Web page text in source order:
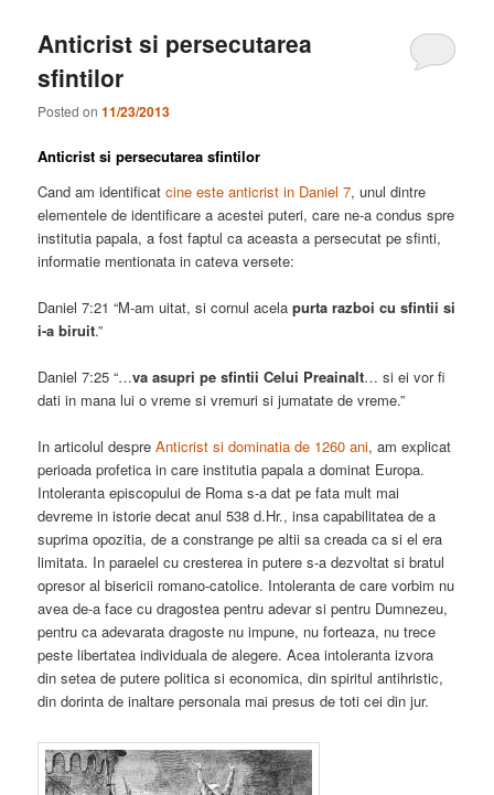
Anticrist si persecutarea
sfintilor
Posted on11/23/2013
Anticrist si persecutarea sfintilor
Cand am identificatcine este anticrist in Daniel 7, unul dintre
elementele de identificare a acestei puteri, care ne-a condus spre
institutia papala, a fost faptul ca aceasta a persecutat pe sfinti,
informatie mentionata in cateva versete:
Daniel 7:21 “M-am uitat, si cornul acelapurta razboi cu sfintii si
i-a biruit.”
Daniel 7:25 “…va asupri pe sfintii Celui Preainalt… si ei vor fi
dati in mana lui o vreme si vremuri si jumatate de vreme.”
In articolul despreAnticrist si dominatia de 1260 ani, am explicat
perioada profetica in care institutia papala a dominat Europa.
Intoleranta episcopului de Roma s-a dat pe fata mult mai
devreme in istorie decat anul 538 d.Hr., insa capabilitatea de a
suprima opozitia, de a constrange pe altii sa creada ca si el era
limitata. In paraelel cu cresterea in putere s-a dezvoltat si bratul
opresor al bisericii romano-catolice. Intoleranta de care vorbim nu
avea de-a face cu dragostea pentru adevar si pentru Dumnezeu,
pentru ca adevarata dragoste nu impune, nu forteaza, nu trece
peste libertatea individuala de alegere. Acea intoleranta izvora
din setea de putere politica si economica, din spiritul antihristic,
din dorinta de inaltare personala mai presus de toti cei din jur.